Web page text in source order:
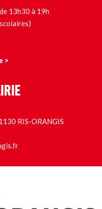
13h30 à 19h
>
RIS-ORANGIS